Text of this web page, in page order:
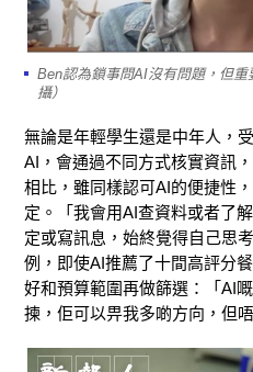
Ben認為鎖事問AI沒有問題，但
攝）
無論是年輕學生還是中年人，
AI，會通過不同方式核實資訊
相比，雖同樣認可AI的便捷性
定。「我會用AI查資料或者了
定或寫訊息，始終覺得自己思
例，即使AI推薦了十間高評分
好和預算範圍再做篩選：「AI
揀，佢可以畀我多啲方向，但